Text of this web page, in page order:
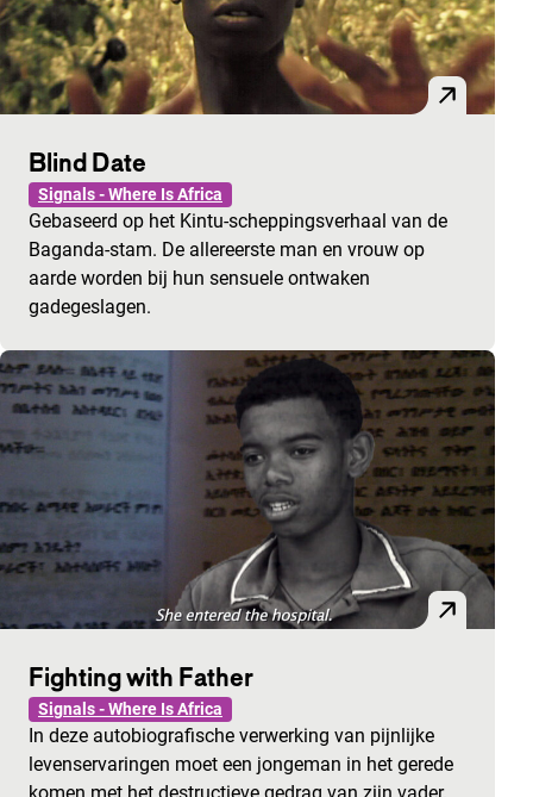
Blind Date
Signals - Where Is Africa
Gebaseerd op het Kintu-scheppingsverhaal van de
Baganda-stam. De allereerste man en vrouw op
aarde worden bij hun sensuele ontwaken
gadegeslagen.
Fighting with Father
Signals - Where Is Africa
In deze autobiografische verwerking van pijnlijke
levenservaringen moet een jongeman in het gerede